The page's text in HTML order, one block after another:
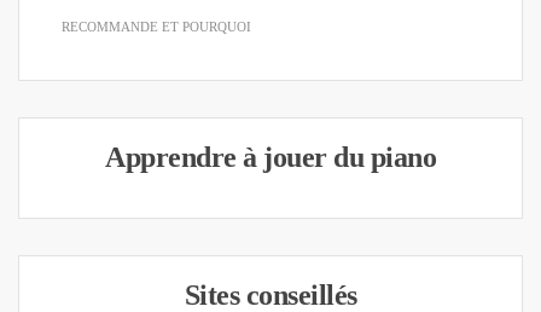
RECOMMANDE ET POURQUOI
Apprendre à jouer du piano
Sites conseillés